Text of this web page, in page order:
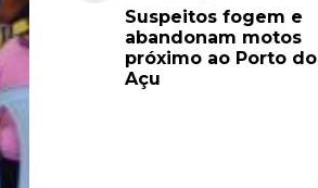
Suspeitos fogem e
abandonam motos
próximo ao Porto do
Açu